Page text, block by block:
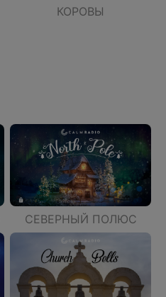
КОРОВЫ
СЕВЕРНЫЙ ПОЛЮС